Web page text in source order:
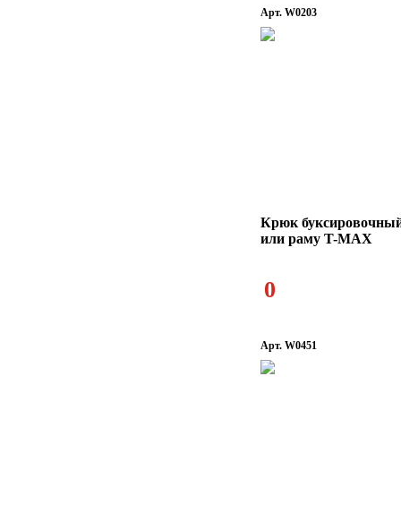
Арт. W0203
Крюк
или раму T-MAX
0
Арт. W0451